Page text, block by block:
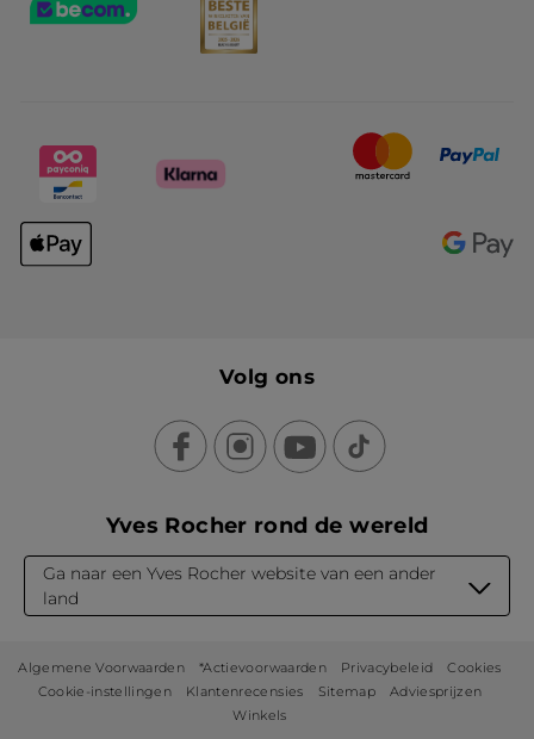
Volg ons
Yves Rocher rond de wereld
Ga naar een Yves Rocher website van een ander
land
Algemene Voorwaarden *Actievoorwaarden Privacybeleid
Cookies
Cookie-instellingen
Klantenrecensies Sitemap
Adviesprijzen
Winkels